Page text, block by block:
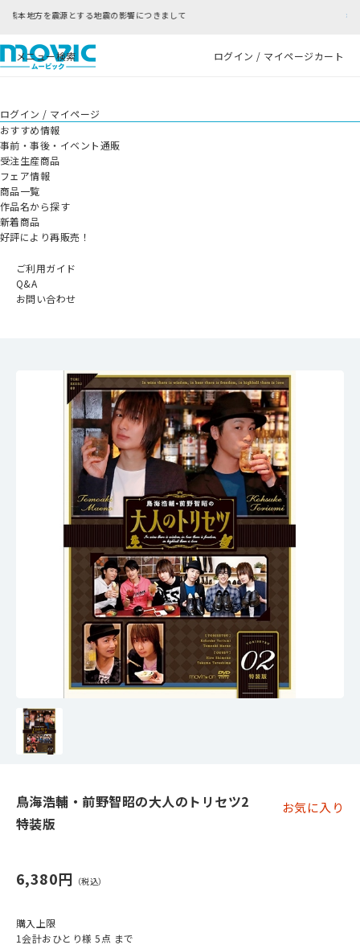
につきまして RFC違反アドレスのご利用について
メニュー検索 ログイン / マイページカート
ログイン / マイページ
おすすめ情報
事前・事後・イベント通販
受注生産商品
フェア情報
商品一覧
作品名から探す
新着商品
好評により再販売！
ご利用ガイド
Q&A
お問い合わせ
鳥海浩輔・前野智昭の大人のトリセツ2
特装版
お気に入り
6,380円
購入上限
1会計おひとり様 5点 まで